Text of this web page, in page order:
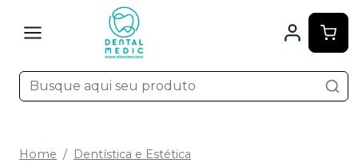
Home
Dentística e Estética